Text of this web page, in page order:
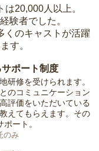
20,000人以上。
験者でした。
くのキャストが活躍
す。
ポート制度
研修を受けられます。
のコミュニケーション
評価をいただいている
えてもらえます。その
ート。
のみ